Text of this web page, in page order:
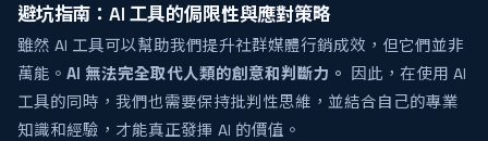
避坑指南：AI 工具的侷限性與應對策略
雖然 AI 工具可以幫助我們提升社群媒體行銷成效，但它們並非
萬能。 AI 無法完全取代人類的創意和判斷力。
因此，在使用 AI
工具的同時，我們也需要保持批判性思維，並結合自己的專業
知識和經驗，才能真正發揮 AI 的價值。